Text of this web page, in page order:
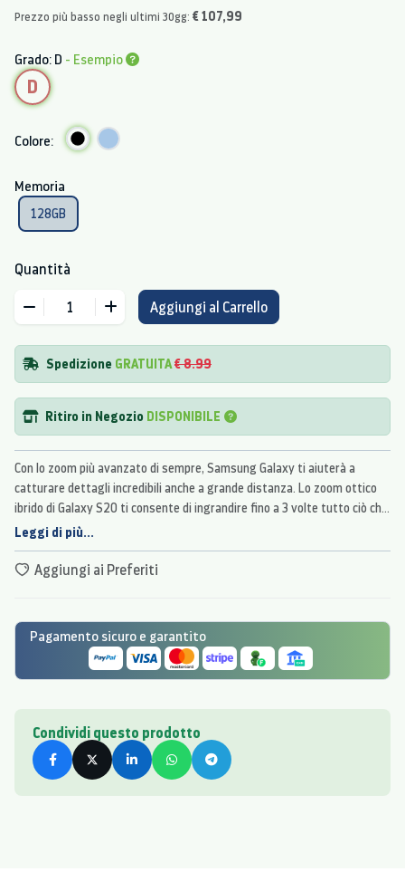
Prezzo più basso negli ultimi 30gg: € 107,99
Grado: D - Esempio
D
Colore:
Memoria
128GB
Quantità
Aggiungi al Carrello
Spedizione GRATUITA€ 8.99
Ritiro in Negozio DISPONIBILE
Con lo zoom più avanzato di sempre, Samsung Galaxy ti aiuterà a
catturare dettagli incredibili anche a grande distanza. Lo zoom ottico
ibrido di Galaxy S20 ti consente di ingrandire fino a 3 volte tutto ciò che
cattura la tua attenzione senza alcuna perdita di qualità dell'immagine.
Leggi di più...
Aggiungi ai Preferiti
Pagamento sicuro e garantito
Condividi questo prodotto